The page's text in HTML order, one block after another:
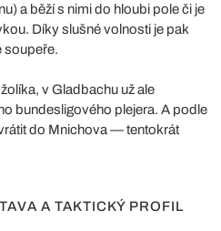
a běží s nimi do hloubi pole či je
Díky slušné volnosti je pak
soupeře.
v Gladbachu už ale
bundesligového plejera. A podle
do Mnichova — tentokrát
A TAKTICKÝ PROFIL